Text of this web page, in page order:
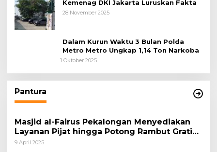
Kemenag DKI Jakarta Luruskan Fakta
28 November 2025
Dalam Kurun Waktu 3 Bulan Polda
Metro Metro Ungkap 1,14 Ton Narkoba
1 Oktober 2025
Pantura
Masjid al-Fairus Pekalongan Menyediakan
Layanan Pijat hingga Potong Rambut Gratis
bagi Pemudik Lebaran 2025
9 April 2025